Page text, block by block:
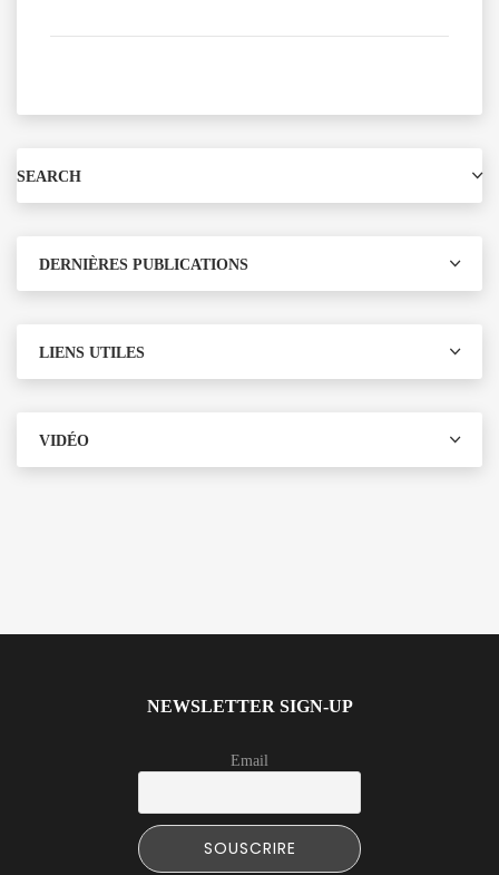
SEARCH
DERNIÈRES PUBLICATIONS
LIENS UTILES
VIDÉO
NEWSLETTER SIGN-UP
Email